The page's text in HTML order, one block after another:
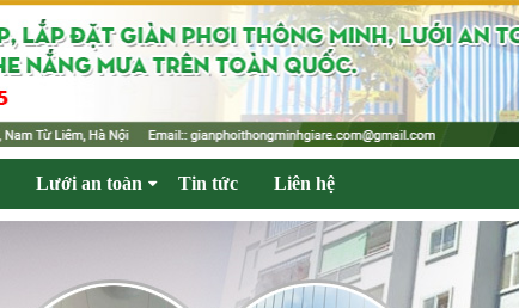
Lưới an toàn Tin tức Liên hệ